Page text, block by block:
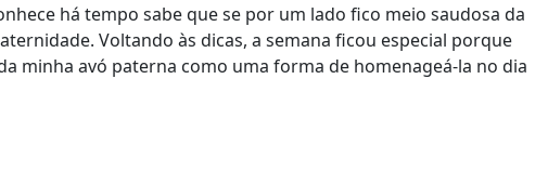
há tempo sabe que se por um lado fico meio saudosa da
Voltando às dicas, a semana ficou especial porque
minha avó paterna como uma forma de homenageá-la no dia